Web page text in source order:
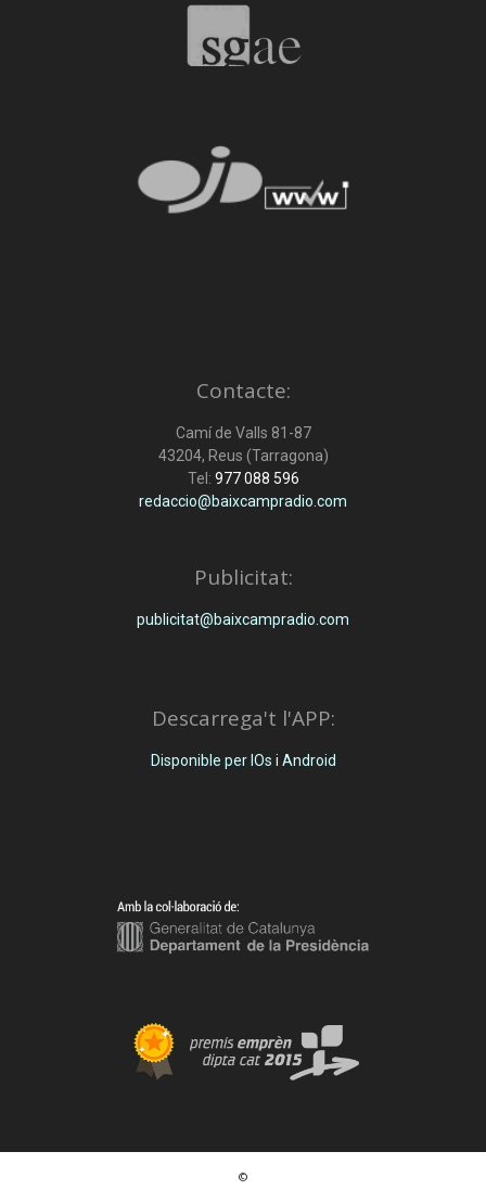
Contacte:
Camí de Valls 81-87
43204, Reus (Tarragona)
Tel: 977 088 596
redaccio@baixcampradio.com
Publicitat:
publicitat@baixcampradio.com
Descarrega't l'APP:
Disponible per IOs i Android
©